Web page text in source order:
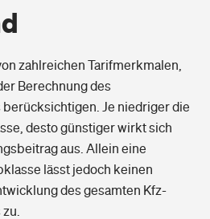
zahlreichen Tarifmerkmalen,
Berechnung des
Je niedriger die
desto günstiger wirkt sich
aus. Allein eine
lässt jedoch keinen
des gesamten Kfz-